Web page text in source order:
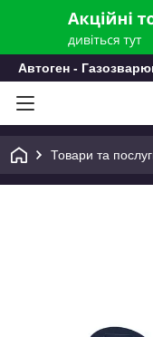
Автоген -
Товари та